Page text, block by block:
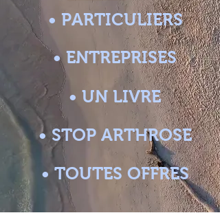
• PARTICULIERS
• ENTREPRISES
• UN LIVRE
• STOP ARTHROSE
• TOUTES OFFRES